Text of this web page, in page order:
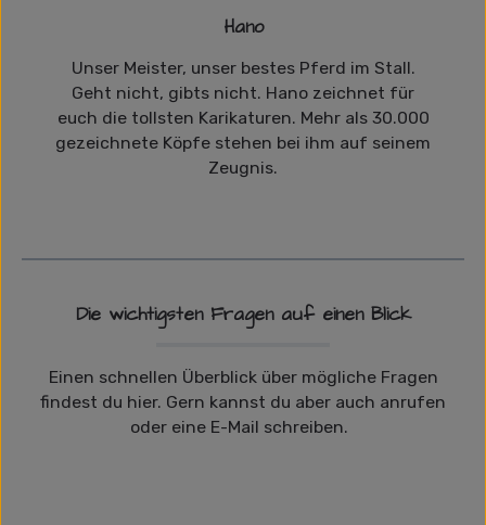
Hano
Unser Meister, unser bestes Pferd im Stall.
Geht nicht, gibts nicht. Hano zeichnet für
euch die tollsten Karikaturen. Mehr als 30.000
gezeichnete Köpfe stehen bei ihm auf seinem
Zeugnis.
Die wichtigsten Fragen auf einen Blick
Einen schnellen Überblick über mögliche Fragen
findest du hier. Gern kannst du aber auch anrufen
oder eine E-Mail schreiben.